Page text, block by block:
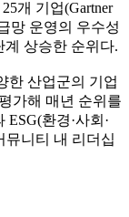
개 기업(Gartner
망 운영의 우수성
계 상승한 순위다.
한 산업군의 기업
가해 매년 순위를
환경·사회·
뮤니티 내 리더십